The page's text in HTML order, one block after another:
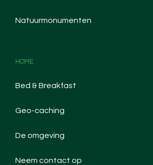
Natuurmonumenten
HOME
Bed & Breakfast
Geo-caching
De omgeving
Neem contact op